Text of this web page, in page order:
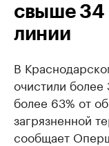
свыше 34
линии
В
очистили
более 63% от
загрязненной
сообщает